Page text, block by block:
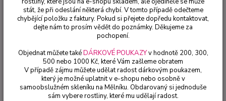
Johanna Rosenbach Fuchsie - 1 ks
stát, že při odeslání některá chybí. V tomto případě odečteme
chybějící položku z faktury. Pokud si přejete dopředu kontaktovat,
dejte nám to prosím vědět do poznámky. Děkujeme za
pochopení.
Objednat můžete takéDÁRKOVÉ POUKAZYv hodnotě 200, 300,
500 nebo 1000 Kč, které Vám zašleme obratem
V případě zájmu můžete udělat radost dárkovým poukazem,
který je možné uplatnit v e-shopu nebo osobně v
samoobslužném skleníku na Mělníku. Obdarovaný si jednoduše
sám vybere rostliny, které mu udělají radost.